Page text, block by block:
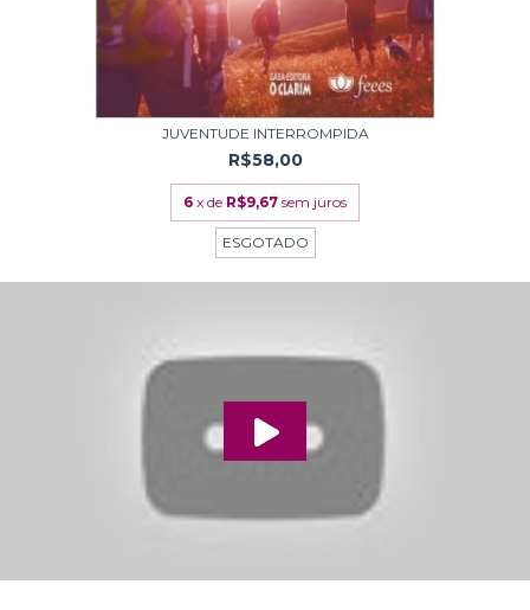
JUVENTUDE INTERROMPIDA
R$58,00
6 x de R$9,67 sem juros
ESGOTADO